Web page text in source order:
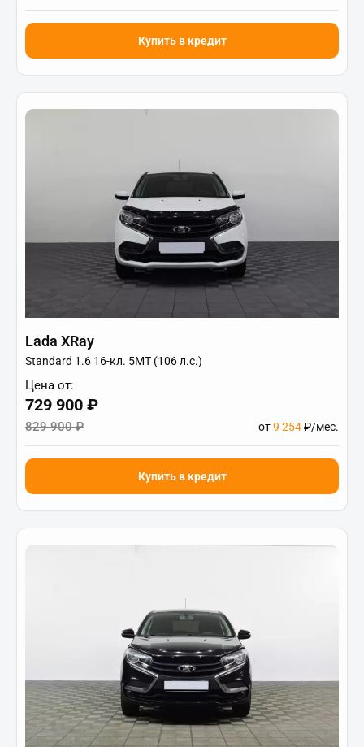
Купить в кредит
Lada XRay
Standard 1.6 16-кл. 5МТ (106 л.с.)
Цена от:
729 900 ₽
829 900 ₽ от9 254₽/мес.
Купить в кредит